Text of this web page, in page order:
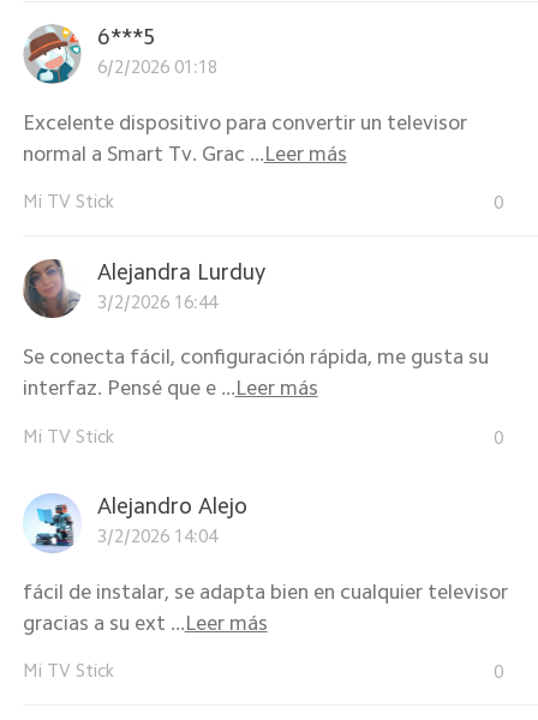
6***5
6/2/2026 01:18
Excelente dispositivo para convertir un televisor
normal a Smart Tv. Grac ...Leer más
Mi TV Stick 0
Alejandra Lurduy
3/2/2026 16:44
Se conecta fácil, configuración rápida, me gusta su
interfaz. Pensé que e ...Leer más
Mi TV Stick 0
Alejandro Alejo
3/2/2026 14:04
fácil de instalar, se adapta bien en cualquier televisor
gracias a su ext ...
Leer más
Mi TV Stick 0